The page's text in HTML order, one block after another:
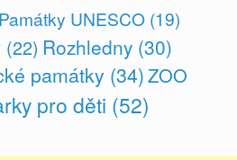
Památky UNESCO (19)
(22) Rozhledny (30)
památky (34)ZOO
pro děti (52)